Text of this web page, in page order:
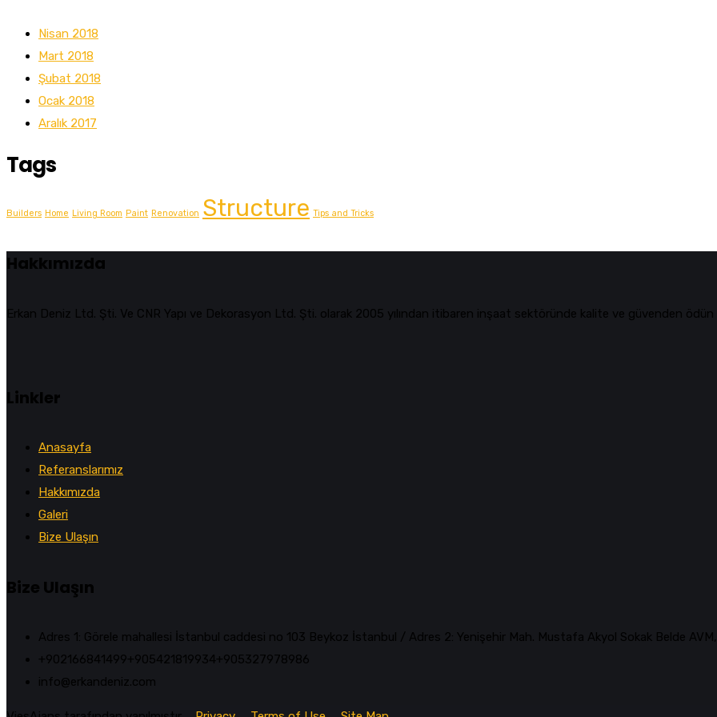
Nisan 2018
Mart 2018
Şubat 2018
Ocak 2018
Aralık 2017
Tags
Builders Home Living Room Paint Renovation Structure Tips and Tricks
Hakkımızda
Erkan Deniz Ltd. Şti. Ve CNR Yapı ve Dekorasyon Ltd. Şti. olarak 2005 yılından itibaren inşaat sektöründe kalite ve güvenden ödün
Linkler
Anasayfa
Referanslarımız
Hakkımızda
Galeri
Bize Ulaşın
Bize Ulaşın
Adres 1: Görele mahallesi İstanbul caddesi no 103 Beykoz İstanbul / Adres 2: Yenişehir Mah. Mustafa Akyol Sokak Belde
+902166841499‎‎ㅤㅤㅤㅤㅤㅤㅤㅤㅤㅤㅤㅤ+905421819934‎‎ㅤㅤㅤㅤㅤㅤㅤㅤㅤㅤㅤㅤ+905327978986
info@erkandeniz.com